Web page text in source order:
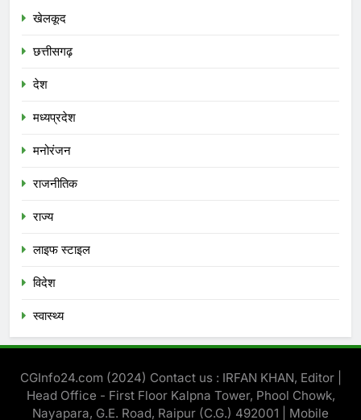
खेलकूद
छत्तीसगढ़
देश
मध्‍यप्रदेश
मनोरंजन
राजनीतिक
राज्य
लाइफ स्टाइल
विदेश
स्‍वास्‍थ्‍य
CGInfo24.com (2024) Contact us : IRFAN KHAN, Editor |
Head Office - First Floor Kalpna Tower, Phool Chowk,
Nayapara, G.E. Road, Raipur (C.G.) 492001 | Mobile